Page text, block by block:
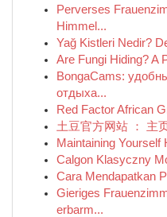
Perverses
Himmel...
Yağ Kistleri Nedir?
Are Fungi Hiding? A
BongaCams:
отдыха...
Red Factor African
土豆官方网站 ： 主
Maintaining Yourself
Calgon Klasyczny
Cara Mendapatkan
Gieriges
erbarm...